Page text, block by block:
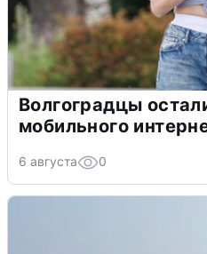
Волгоградцы
мобильного
6 августа 0